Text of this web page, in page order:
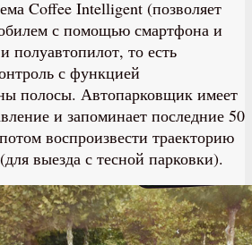
Coffee Intelligent (позволяет
с помощью смартфона и
полуавтопилот, то есть
с функцией
полосы. Автопарковщик имеет
и запоминает последние 50
воспроизвести траекторию
выезда с тесной парковки).